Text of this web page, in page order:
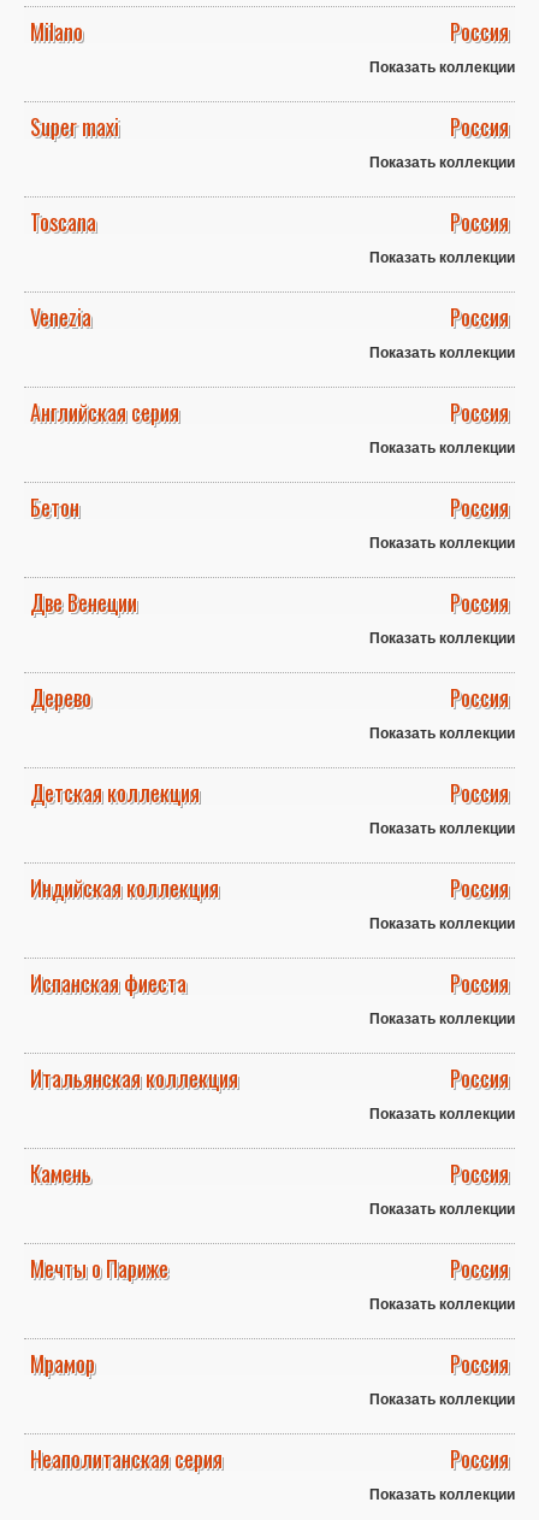
Milano Россия
Показать коллекции
Super maxi Россия
Показать коллекции
Toscana Россия
Показать коллекции
Venezia Россия
Показать коллекции
Английская серия Россия
Показать коллекции
Бетон Россия
Показать коллекции
Две Венеции Россия
Показать коллекции
Дерево Россия
Показать коллекции
Детская коллекция Россия
Показать коллекции
Индийская коллекция Россия
Показать коллекции
Испанская фиеста Россия
Показать коллекции
Итальянская коллекция Россия
Показать коллекции
Камень Россия
Показать коллекции
Мечты о Париже Россия
Показать коллекции
Мрамор Россия
Показать коллекции
Неаполитанская серия Россия
Показать коллекции